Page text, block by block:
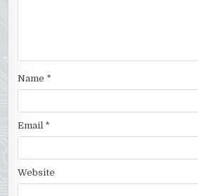
Name *
Email *
Website